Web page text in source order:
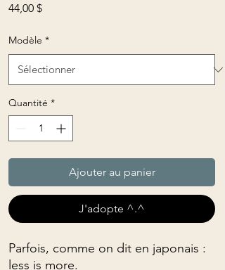
44,00 $Prix
Modèle *
Quantité *
Ajouter au panier
J'adopte ^.^
Parfois, comme on dit en japonais :
less is more.